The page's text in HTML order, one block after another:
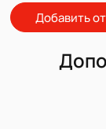
Добавить